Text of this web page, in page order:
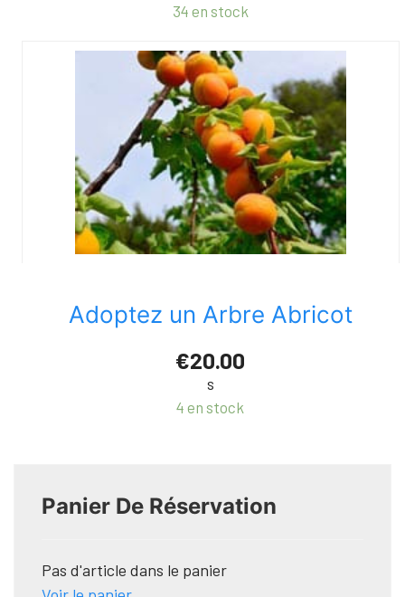
34 en stock
Adoptez un Arbre Abricot
€20.00
s
4 en stock
Panier De Réservation
Pas d'article dans le panier